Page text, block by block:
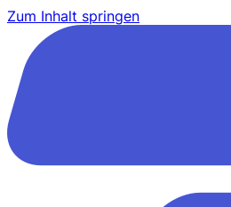
Zum Inhalt springen